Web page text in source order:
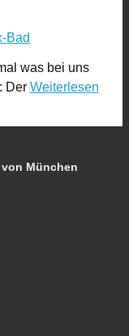
Bad
was bei uns
Der Weiterlesen
München